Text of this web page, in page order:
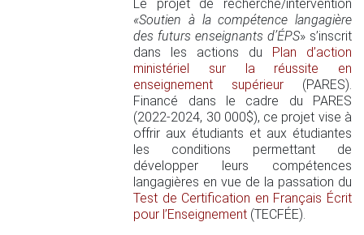
Le projet de recherche/intervention
«Soutien à la compétence langagière
des futurs enseignants d’ÉPS» s’inscrit
dans les actions du Plan d’action
ministériel sur la réussite en
enseignement supérieur (PARES).
Financé dans le cadre du PARES
(2022-2024, 30 000$), ce projet vise à
offrir aux étudiants et aux étudiantes
les conditions permettant de
développer leurs compétences
langagières en vue de la passation du
Test de Certification en Français Écrit
pour l’Enseignement (TECFÉE).